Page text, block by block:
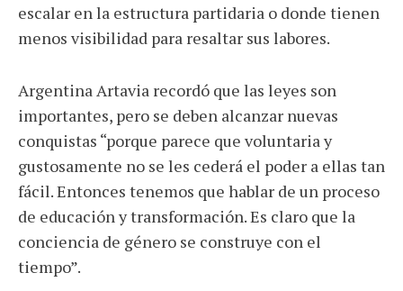
escalar en la estructura partidaria o donde tienen
menos visibilidad para resaltar sus labores.
Argentina Artavia recordó que las leyes son
importantes, pero se deben alcanzar nuevas
conquistas “porque parece que voluntaria y
gustosamente no se les cederá el poder a ellas tan
fácil. Entonces tenemos que hablar de un proceso
de educación y transformación. Es claro que la
conciencia de género se construye con el
tiempo”.